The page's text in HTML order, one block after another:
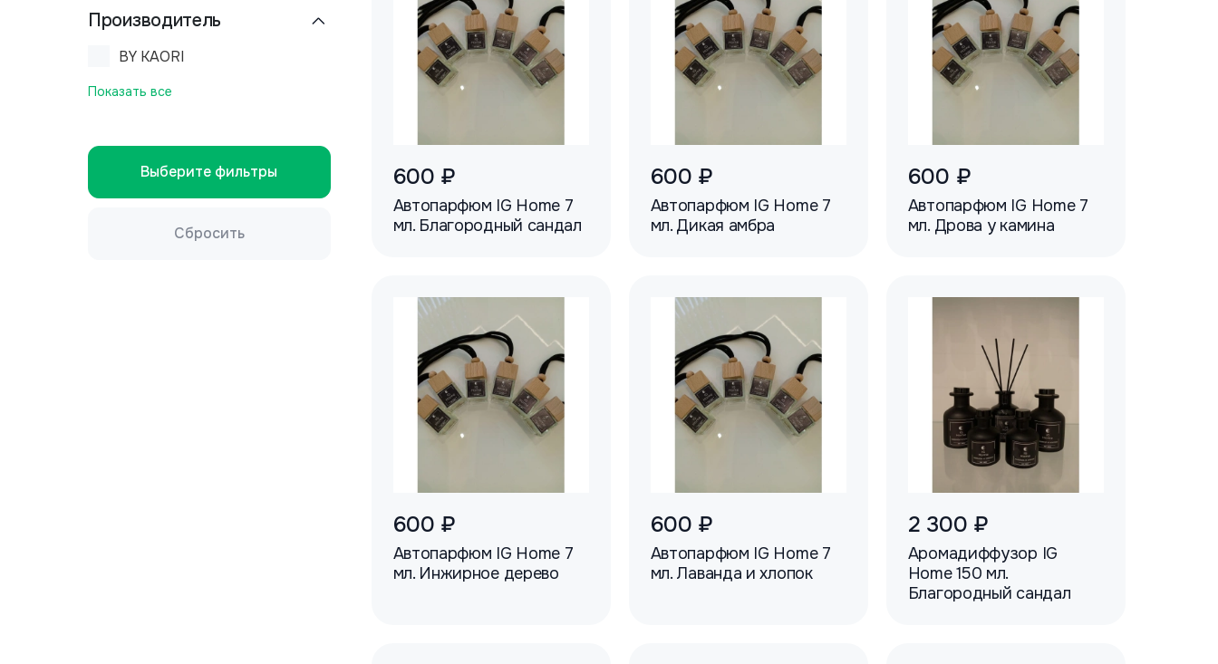
Производитель
BY KAORI
Показать все
Выберите фильтры
Сбросить
600 ₽
Автопарфюм IG Home 7
мл. Благородный сандал
600 ₽
Автопарфюм IG Home 7
мл. Дикая амбра
600 ₽
Автопарфюм IG Home 7
мл. Дрова у камина
600 ₽
Автопарфюм IG Home 7
мл. Инжирное дерево
600 ₽
Автопарфюм IG Home 7
мл. Лаванда и хлопок
2 300 ₽
Аромадиффузор IG
Home 150 мл.
Благородный сандал